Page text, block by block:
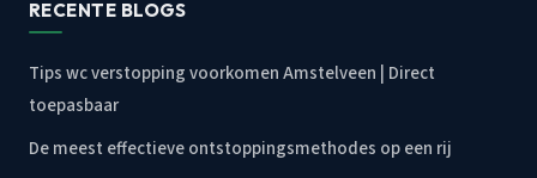
RECENTE BLOGS
Tips wc verstopping voorkomen Amstelveen | Direct
toepasbaar
De meest effectieve ontstoppingsmethodes op een rij